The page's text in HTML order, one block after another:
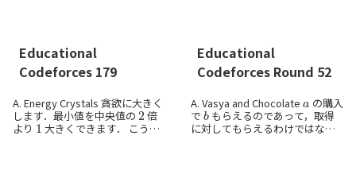
Educational
Codeforces 179
A. Energy Crystals 貪欲に大きく
します．最小値を中央値の
2
倍
より
1
大きくできます． こうし
Educational
Codeforces Round 52
A. Vasya and Chocolate
の購入
で
b
もらえるのであって，取得
に対してもらえるわけではない